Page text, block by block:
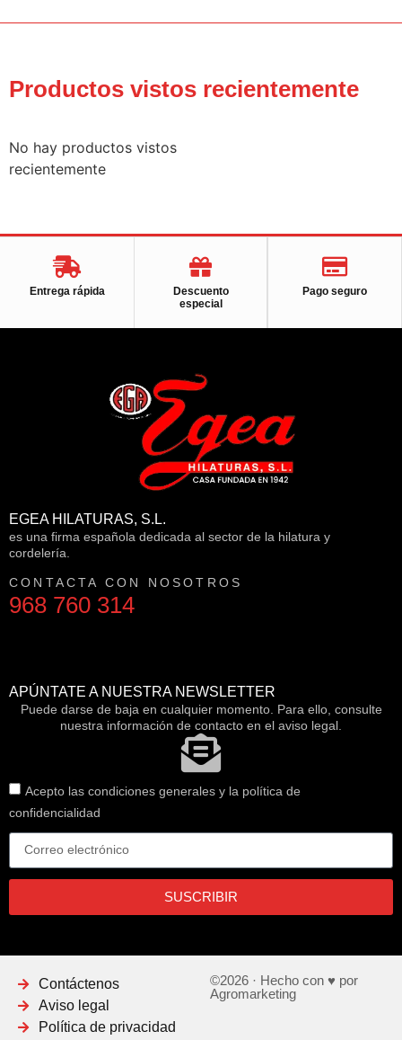
Productos vistos recientemente
No hay productos vistos
recientemente
Entrega rápida
Descuento
especial
Pago seguro
EGEA HILATURAS, S.L.
es una firma española dedicada al sector de la hilatura y
cordelería.
CONTACTA CON NOSOTROS
968 760 314
APÚNTATE A NUESTRA NEWSLETTER
Puede darse de baja en cualquier momento. Para ello, consulte
nuestra información de contacto en el aviso legal.
Acepto las condiciones generales y la política de
confidencialidad
SUSCRIBIR
Contáctenos
Aviso legal
Política de privacidad
©2026 · Hecho con ♥ por
Agromarketing